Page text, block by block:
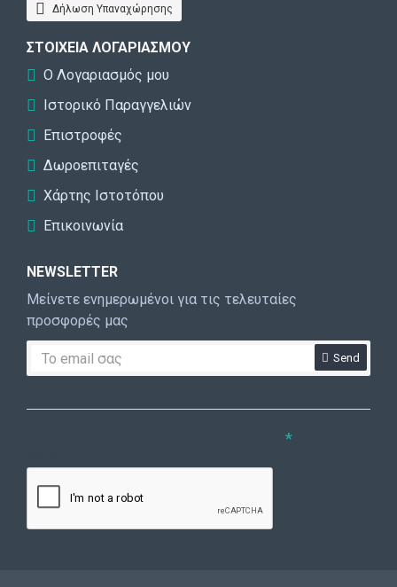
Δήλωση Υπαναχώρησης
ΣΤΟΙΧΕΊΑ ΛΟΓΑΡΙΑΣΜΟΎ
Ο Λογαριασμός μου
Ιστορικό Παραγγελιών
Επιστροφές
Δωροεπιταγές
Χάρτης Ιστοτόπου
Επικοινωνία
NEWSLETTER
Μείνετε ενημερωμένοι για τις τελευταίες
προσφορές μας
Send